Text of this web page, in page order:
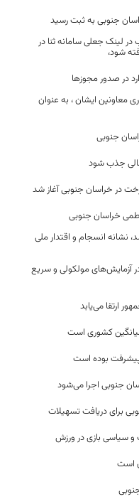
ریال ازحساب در لینک جعلی سامانه ثنا در
شود،
در صدور مجوزها
معاونین ایشان ، به عنوان
مالی جذب شود
در خراسان جنوبی آغاز شد
نشانه انسجام و اقتدار ملی
در آزمایش‌های مولکولی و سریع
ارتقا می‌یابد
میانگین کشوری است
پیشرفت بوده است
جنوبی اجرا می‌شود
و سیاسی بازی در ورزش
است